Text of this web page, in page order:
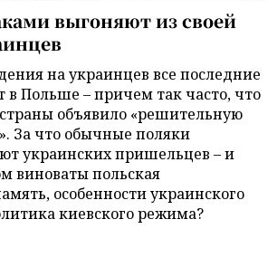
выгоняют из своей
на украинцев все последние
в Польше – причем так часто, что
объявило «решительную
За что обычные поляки
украинских пришельцев – и
виноваты польская
особенности украинского
киевского режима?